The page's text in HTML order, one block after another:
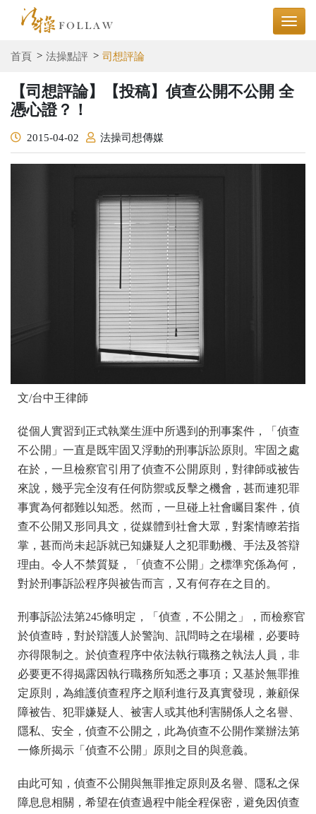
首頁 法操點評 司想評論
【司想評論】【投稿】偵查公開不公開 全
憑心證？！
2015-04-02 法操司想傳媒
文/台中王律師
從個人實習到正式執業生涯中所遇到的刑事案件，「偵查
不公開」一直是既牢固又浮動的刑事訴訟原則。牢固之處
在於，一旦檢察官引用了偵查不公開原則，對律師或被告
來說，幾乎完全沒有任何防禦或反擊之機會，甚而連犯罪
事實為何都難以知悉。然而，一旦碰上社會矚目案件，偵
查不公開又形同具文，從媒體到社會大眾，對案情瞭若指
掌，甚而尚未起訴就已知嫌疑人之犯罪動機、手法及答辯
理由。令人不禁質疑，「偵查不公開」之標準究係為何，
對於刑事訴訟程序與被告而言，又有何存在之目的。
刑事訴訟法第245條明定，「偵查，不公開之」，而檢察官
於偵查時，對於辯護人於警詢、訊問時之在場權，必要時
亦得限制之。於偵查程序中依法執行職務之執法人員，非
必要更不得揭露因執行職務所知悉之事項；又基於無罪推
定原則，為維護偵查程序之順利進行及真實發現，兼顧保
障被告、犯罪嫌疑人、被害人或其他利害關係人之名譽、
隱私、安全，偵查不公開之，此為偵查不公開作業辦法第
一條所揭示「偵查不公開」原則之目的與意義。
由此可知，偵查不公開與無罪推定原則及名譽、隱私之保
障息息相關，希望在偵查過程中能全程保密，避免因偵查